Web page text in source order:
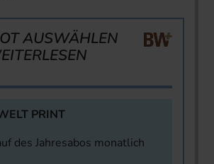
AUSWÄHLEN
PRINT
des Jahresabos monatlich